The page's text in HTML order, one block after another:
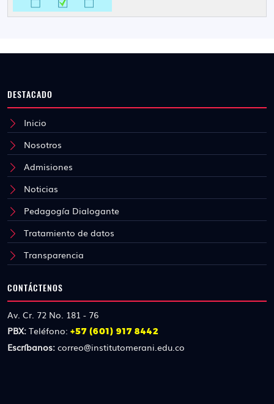
DESTACADO
Inicio
Nosotros
Admisiones
Noticias
Pedagogía Dialogante
Tratamiento de datos
Transparencia
CONTÁCTENOS
Av. Cr. 72 No. 181 - 76
PBX: Teléfono: +57 (601) 917 8442
Escríbanos: correo@institutomerani.edu.co